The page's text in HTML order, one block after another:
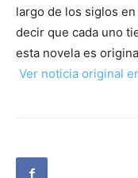
largo de los siglos
decir que cada uno
esta novela es
Ver noticia original